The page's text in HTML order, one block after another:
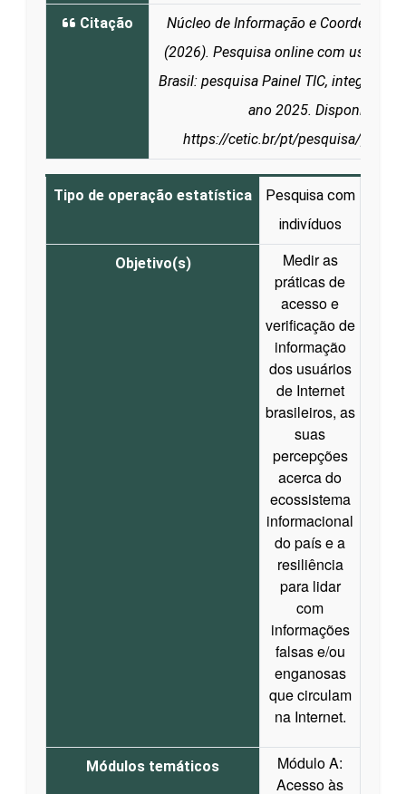
Citação
Núcleo de Informação e
(2026). Pesquisa online com
Brasil: pesquisa Painel TIC,
ano 2025. Disponível
https://cetic.br/pt/pesquisa/painel/
Tipo de operação estatística
Pesquisa com
indivíduos
Objetivo(s)
Medir as
práticas de
acesso e
verificação de
informação
dos usuários
de Internet
brasileiros, as
suas
percepções
acerca do
ecossistema
informacional
do país e a
resiliência
para lidar
com
informações
falsas e/ou
enganosas
que circulam
na Internet.
Módulos temáticos
Módulo A:
Acesso às